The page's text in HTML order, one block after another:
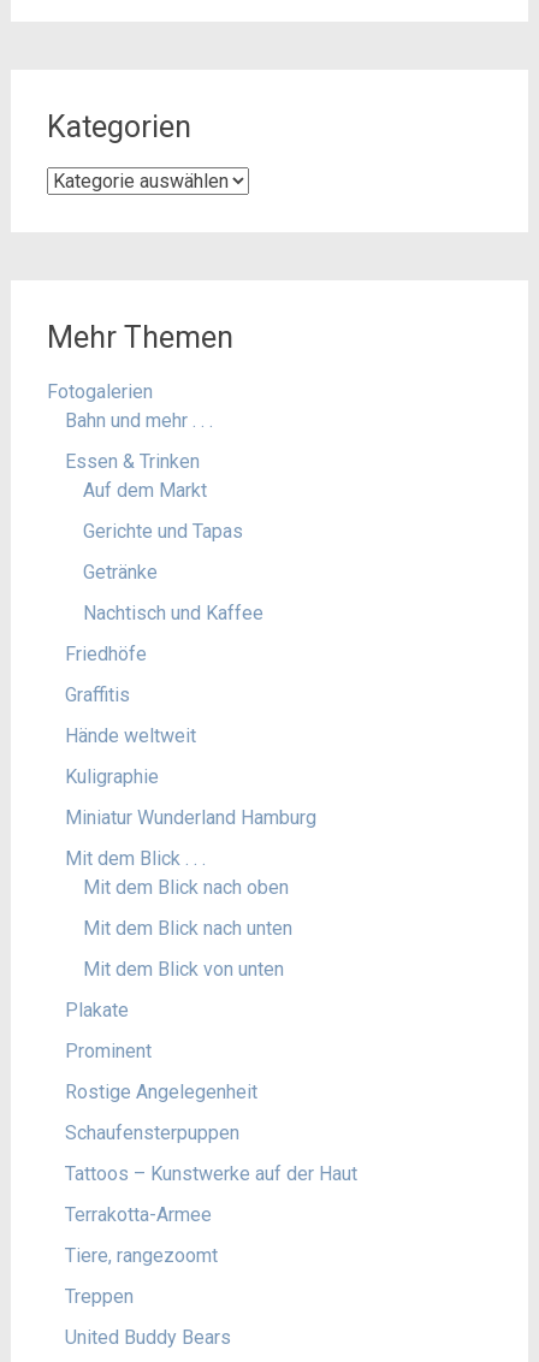
Kategorien
Kategorien
Mehr Themen
Fotogalerien
Bahn und mehr . . .
Essen & Trinken
Auf dem Markt
Gerichte und Tapas
Getränke
Nachtisch und Kaffee
Friedhöfe
Graffitis
Hände weltweit
Kuligraphie
Miniatur Wunderland Hamburg
Mit dem Blick . . .
Mit dem Blick nach oben
Mit dem Blick nach unten
Mit dem Blick von unten
Plakate
Prominent
Rostige Angelegenheit
Schaufensterpuppen
Tattoos – Kunstwerke auf der Haut
Terrakotta-Armee
Tiere, rangezoomt
Treppen
United Buddy Bears